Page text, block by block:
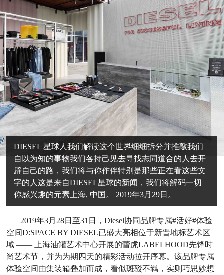
DIESEL 星球人我们解读这个世界细细拆分并推敲我们
自以为知的事物我们各持己见去寻找志同道合的人去开
辟自己的路，我们将与你作伴特别是那些正在看这些文
字的人这是来自DIESEL星球的新闻，我们将解码一切
你感兴趣的元素上海, 中国。 2019年3月29日。
2019年3月28日至31日，Diesel协同品牌专属#活好#体验
空间D:SPACE BY DIESEL已盛大亮相位于新晋地标艺术区
域 —— 上海油罐艺术中心开展的蕾虎LABELHOOD先锋时
尚艺术节，并为为期四天的精彩活动拉开序幕。该品牌专属
体验空间由集装箱叠加而成，看似斑驳不羁，实则巧思妙想